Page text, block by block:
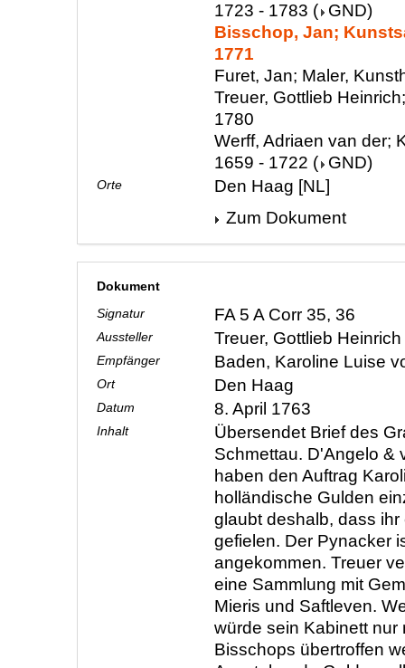
1723 - 1783 ( GND)
Bisschop, Jan;
1771
Furet, Jan; Maler,
Treuer, Gottlieb
1780
Werff, Adriaen van der;
1659 - 1722 ( GND)
Orte
Den Haag [NL]
Zum Dokument
Dokument
Signatur
FA 5 A Corr 35, 36
Aussteller Treuer, Gottlieb Heinrich
Empfänger Baden, Karoline Luise
Ort Den Haag
Datum 8. April 1763
Inhalt
Übersendet Brief des
Schmettau. D'Angelo &
haben den Auftrag
holländische Gulden
glaubt deshalb, dass
gefielen. Der Pynacker
angekommen. Treuer
eine Sammlung mit
Mieris und Saftleven.
würde sein Kabinett nur
Bisschops übertroffen